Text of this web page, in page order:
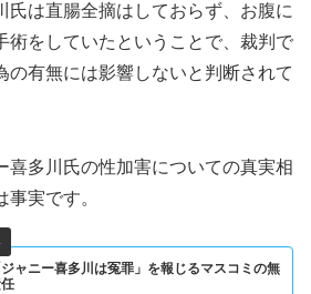
氏は直腸全摘はしておらず、お腹に
術をしていたということで、裁判で
の有無には影響しないと判断されて
喜多川氏の性加害についての真実相
実です。
ジャニー喜多川は冤罪」を報じるマスコミの無